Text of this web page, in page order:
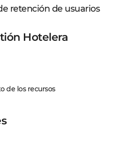
retención de usuarios
Hotelera
de los recursos